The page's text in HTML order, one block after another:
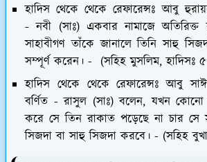
হাদিস থেকে থেকে রেফারেন্সঃ আবু
- নবী (সাঃ) একবার নামাজে
সাহাবীগণ তাঁকে জানালে তিনি সাহু
সম্পূর্ণ করেন। - (সহিহ মুসলিম, হাদিসঃ
হাদিস থেকে থেকে রেফারেন্সঃ আবু
বর্ণিত - রাসুল (সাঃ) বলেন, যখন কোনো
করে সে তিন রাকাত পড়েছে না চার
সিজদা বা সাহু সিজদা করবে। - (সহিহ